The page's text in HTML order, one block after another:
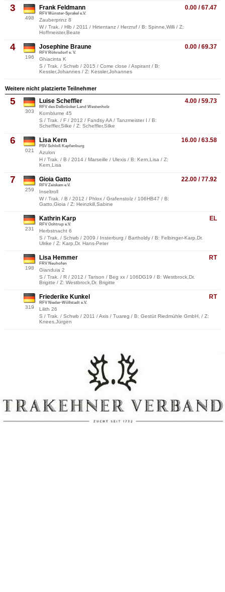
3
498
0.00 / 67.47
Frank Feldmann
RFV Münster-Sprakel e.V.
Zauberprinz 8
W / Trak. / Hlb / 2011 / Hirtentanz / Herzruf / B: Spinne,Willi / Z:
Hoffmeister,Beate
4
196
0.00 / 69.37
Josephine Braune
RFV Röhrsdorf e. V.
Ghiacinta K
S / Trak. / Schwb / 2015 / Come close / Aspirant / B:
Kessler,Johannes / Z: Kessler,Johannes
Weitere nicht platzierte Teilnehmer
5
303
4.00 / 59.73
Luise Scheffler
RFV des Delbrücker Land Westenholz
Kornblume 45
S / Trak. / F / 2012 / Fandsy AA / Tanzmeister I / B:
Scheffler,Silke / Z: Scheffler,Silke
6
021
16.00 / 63.58
Lisa Kern
PSV Schloß Kapfenburg
Azulon
H / Trak. / B / 2014 / Marseille / Ulexis / B: Kern,Lisa / Z:
Kern,Lisa
7
259
22.00 / 77.92
Gioia Gatto
RFV Zeiskam e.V.
Inseltroll
W / Trak. / B / 2012 / Phlox / Grafenstolz / 106HB47 / B:
Gatto,Gioia / Z: Heinzkill,Sabine
231
EL
Kathrin Karp
RFV Ochtrup e.V.
Herbstnacht 6
S / Trak. / Schwb / 2009 / Insterburg / Bartholdy / B: Felbinger-Karp,Dr.
Ulrike / Z: Karp,Dr. Hans-Peter
198
RT
Lisa Hemmer
FRV Neuhofen
Gianduia 2
S / Trak. / R / 2012 / Tarison / Beg xx / 106DG19 / B: Westbrock,Dr.
Brigitte / Z: Westbrock,Dr. Brigitte
319
RT
Friederike Kunkel
RFV Nieder-Wöllstadt e.V.
Lilith 26
S / Trak. / Schwb / 2011 / Axis / Tuareg / B: Gestüt Riedmühle GmbH, / Z:
Knees,Jürgen